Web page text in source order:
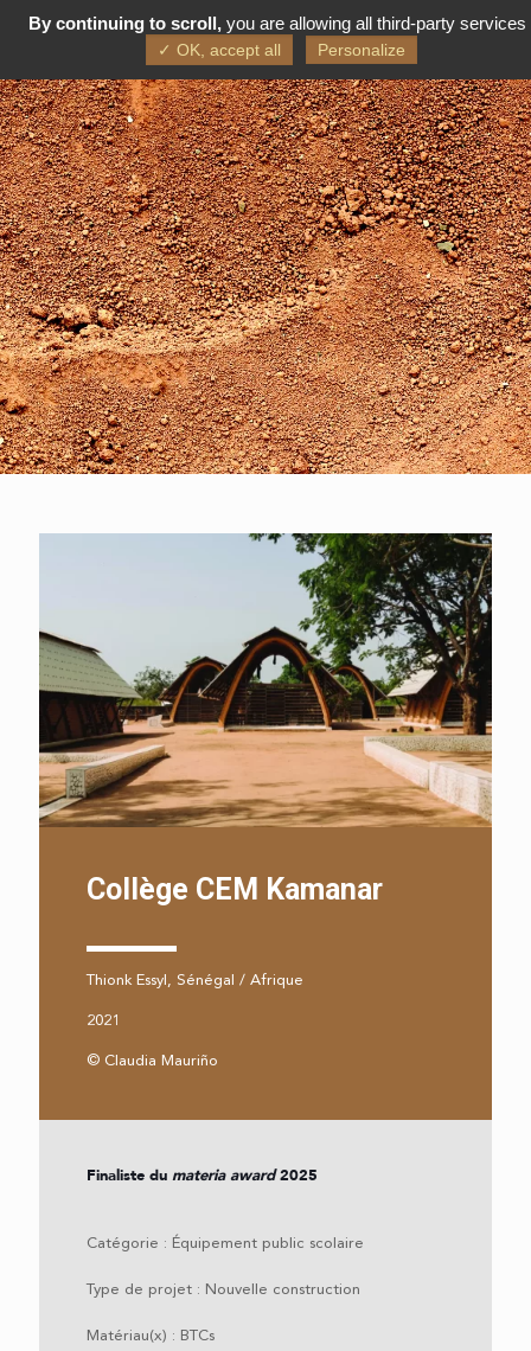
FR EN
Collège CEM Kamanar
Thionk Essyl, Sénégal / Afrique
2021
© Claudia Mauriño
Finaliste du materia award2025
Catégorie : Équipement public scolaire
Type de projet : Nouvelle construction
Matériau(x) : BTCs
By continuing to scroll, you are allowing all third-party services
✓ OK, accept all Personalize